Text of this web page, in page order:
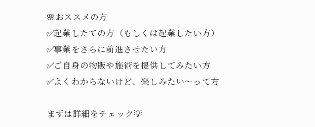
🌸おススメの方
✅起業したての方（もしくは起業したい方）
✅事業をさらに前進させたい方
✅ご自身の物販や施術を提供してみたい方
✅よくわからないけど、楽しみたい～って方
まずは詳細をチェック💡